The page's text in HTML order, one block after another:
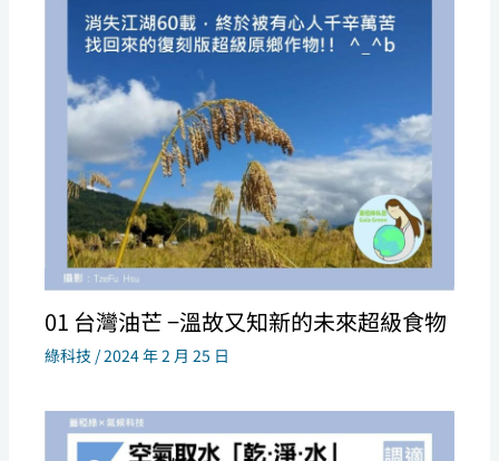
01 台灣油芒 −溫故又知新的未來超級食物
綠科技 /2024 年 2 月 25 日